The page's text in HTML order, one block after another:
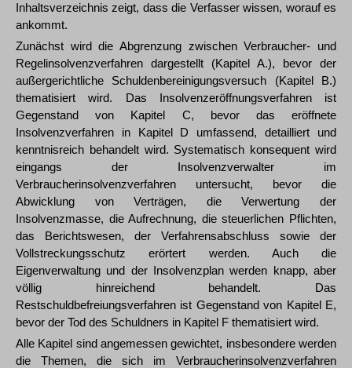
Inhaltsverzeichnis zeigt, dass die Verfasser wissen, worauf es
ankommt.
Zunächst wird die Abgrenzung zwischen Verbraucher- und
Regelinsolvenzverfahren dargestellt (Kapitel A.), bevor der
außergerichtliche Schuldenbereinigungsversuch (Kapitel B.)
thematisiert wird. Das Insolvenzeröffnungsverfahren ist
Gegenstand von Kapitel C, bevor das eröffnete
Insolvenzverfahren in Kapitel D umfassend, detailliert und
kenntnisreich behandelt wird. Systematisch konsequent wird
eingangs der Insolvenzverwalter im
Verbraucherinsolvenzverfahren untersucht, bevor die
Abwicklung von Verträgen, die Verwertung der
Insolvenzmasse, die Aufrechnung, die steuerlichen Pflichten,
das Berichtswesen, der Verfahrensabschluss sowie der
Vollstreckungsschutz erörtert werden. Auch die
Eigenverwaltung und der Insolvenzplan werden knapp, aber
völlig hinreichend behandelt. Das
Restschuldbefreiungsverfahren ist Gegenstand von Kapitel E,
bevor der Tod des Schuldners in Kapitel F thematisiert wird.
Alle Kapitel sind angemessen gewichtet, insbesondere werden
die Themen, die sich im Verbraucherinsolvenzverfahren